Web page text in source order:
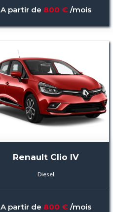
A partir de 800 € /mois
Renault Clio IV
Diesel
A partir de 800 € /mois